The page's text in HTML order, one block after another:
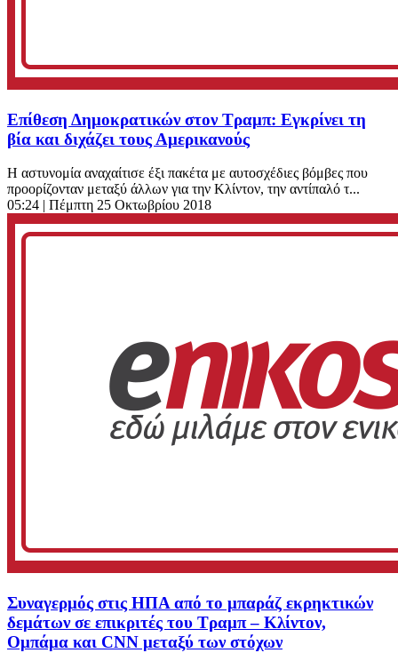
Επίθεση Δημοκρατικών στον Τραμπ: Εγκρίνει τη
βία και διχάζει τους Αμερικανούς
Η αστυνομία αναχαίτισε έξι πακέτα με αυτοσχέδιες βόμβες που
προορίζονταν μεταξύ άλλων για την Κλίντον, την αντίπαλό τ...
05:24 | Πέμπτη 25 Οκτωβρίου 2018
Συναγερμός στις ΗΠΑ από το μπαράζ εκρηκτικών
δεμάτων σε επικριτές του Τραμπ – Κλίντον,
Ομπάμα και CNN μεταξύ των στόχων